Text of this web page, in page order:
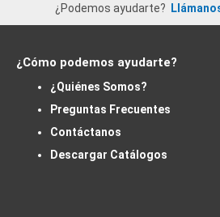
¿Podemos ayudarte?
¿Cómo podemos ayudarte?
¿Quiénes Somos?
Preguntas Frecuentes
Contáctanos
Descargar Catálogos